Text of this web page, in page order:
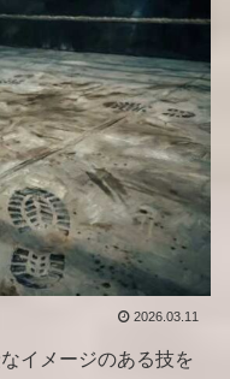
2026.03.11
イメージのある技を